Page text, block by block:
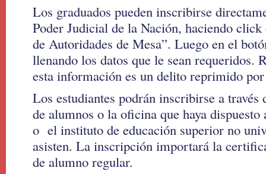
Los graduados pueden inscribirse
Poder Judicial de la Nación, haciendo
de Autoridades de Mesa”. Luego en el
llenando los datos que le sean requeridos.
esta información es un delito reprimido
Los estudiantes podrán inscribirse a través
de alumnos o la oficina que haya
o el instituto de educación superior no
asisten. La inscripción importará la
de alumno regular.